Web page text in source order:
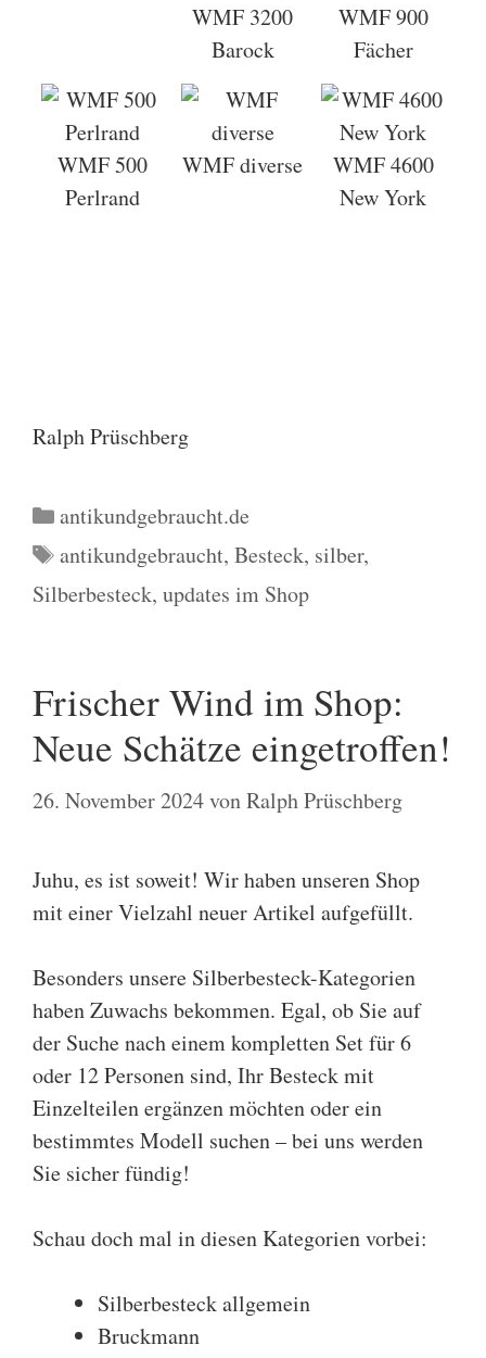
WMF 3200
Barock
WMF 900
Fächer
WMF 500
Perlrand
WMF diverse
WMF 4600
New York
Ralph Prüschberg
Kategorien
antikundgebraucht.de
Schlagwörter
antikundgebraucht, Besteck, silber,
Silberbesteck, updates im Shop
Frischer Wind im Shop:
Neue Schätze eingetroffen!
26. November 2024vonRalph Prüschberg
Juhu, es ist soweit! Wir haben unseren Shop
mit einer Vielzahl neuer Artikel aufgefüllt.
Besonders unsere Silberbesteck-Kategorien
haben Zuwachs bekommen. Egal, ob Sie auf
der Suche nach einem kompletten Set für 6
oder 12 Personen sind, Ihr Besteck mit
Einzelteilen ergänzen möchten oder ein
bestimmtes Modell suchen – bei uns werden
Sie sicher fündig!
Schau doch mal in diesen Kategorien vorbei:
Silberbesteck allgemein
Bruckmann